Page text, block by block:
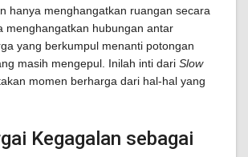
hanya menghangatkan ruangan secara
menghangatkan hubungan antar
yang berkumpul menanti potongan
masih mengepul. Inilah inti dari Slow
momen berharga dari hal-hal yang
Kegagalan sebagai